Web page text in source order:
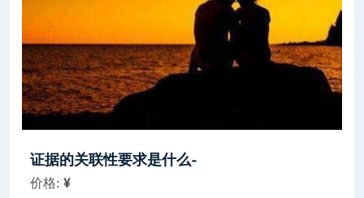
证据的关联性要求是什么-
价格: ¥